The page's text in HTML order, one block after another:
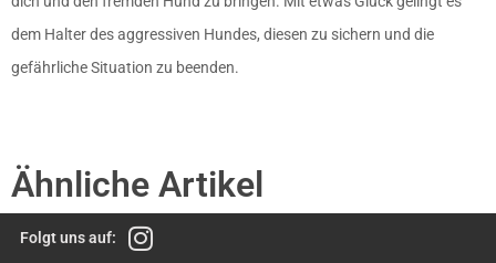
dem Halter des aggressiven Hundes, diesen zu sichern und die
gefährliche Situation zu beenden.
Ähnliche Artikel
Folgt uns auf: